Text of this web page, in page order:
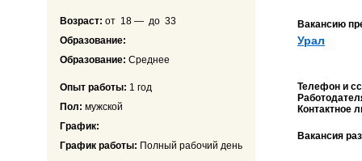
Возраст: от 18 — до 33
Образование:
Образование: Среднее
Опыт работы: 1 год
Пол: мужской
График:
График работы: Полный рабочий день
Вакансию
Урал
Телефон и
Контактное
Вакансия